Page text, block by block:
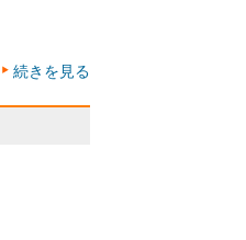
続きを見る